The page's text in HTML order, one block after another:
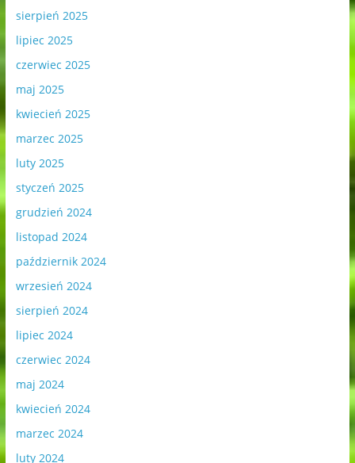
sierpień 2025
lipiec 2025
czerwiec 2025
maj 2025
kwiecień 2025
marzec 2025
luty 2025
styczeń 2025
grudzień 2024
listopad 2024
październik 2024
wrzesień 2024
sierpień 2024
lipiec 2024
czerwiec 2024
maj 2024
kwiecień 2024
marzec 2024
luty 2024